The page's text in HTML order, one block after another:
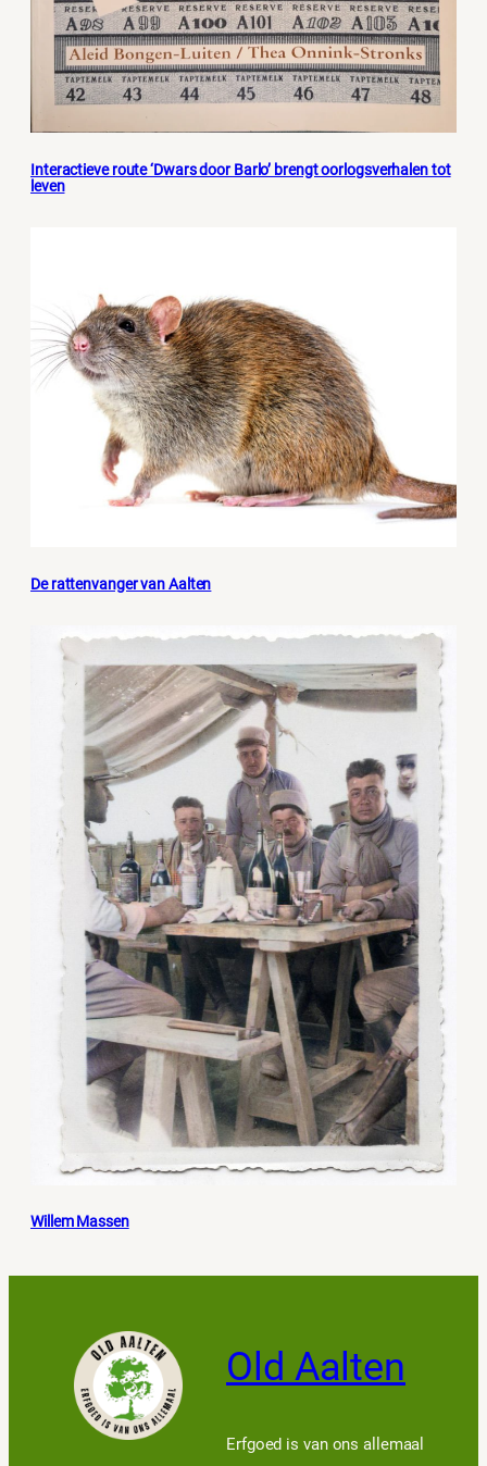
Interactieve route ‘Dwars door Barlo’ brengt oorlogsverhalen tot
leven
De rattenvanger van Aalten
Willem Massen
Old Aalten
Erfgoed is van ons allemaal